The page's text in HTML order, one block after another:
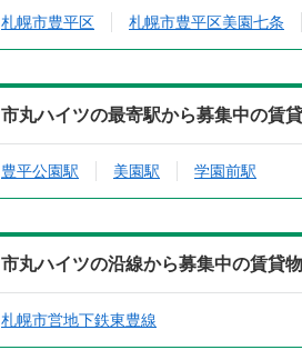
札幌市豊平区 札幌市豊平区美園七条
市丸ハイツの最寄駅から募集中の賃
豊平公園駅 美園駅 学園前駅
市丸ハイツの沿線から募集中の賃貸
札幌市営地下鉄東豊線